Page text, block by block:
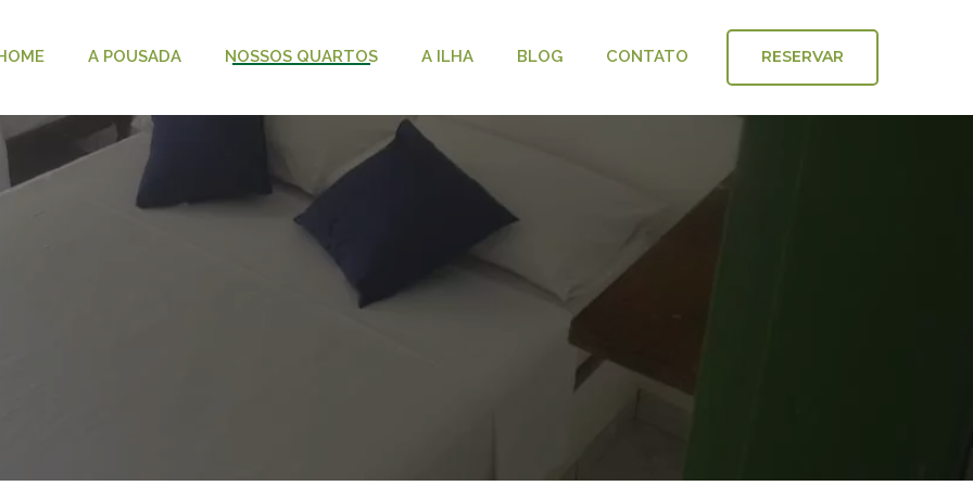
A POUSADA NOSSOS QUARTOS A ILHA BLOG CONTATO RESERVAR